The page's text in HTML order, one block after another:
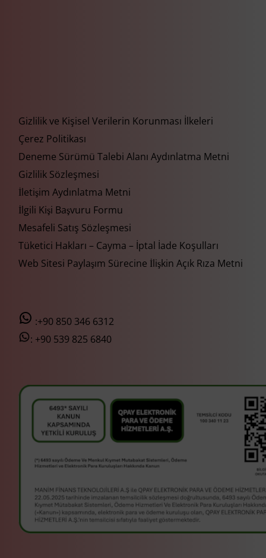
Gizlilik ve Kişisel Verilerin Korunması İlkeleri
Çerez Politikası
Deneme Sürümü Talebi Alanı Aydınlatma Metni
Gizlilik Sözleşmesi
İletişim Aydınlatma Metni
İlgili Kişi Başvuru Formu
Mesafeli Satış Sözleşmesi
Tüketici Hakları – Cayma – İptal İade Koşulları
Web Sitesi Paylaşım Sürecine İlişkin Açık Rıza Metni
:+90 850 346 6312
: +90 539 825 6840